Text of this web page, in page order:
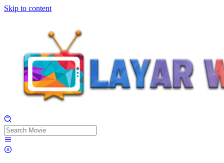
Skip to content